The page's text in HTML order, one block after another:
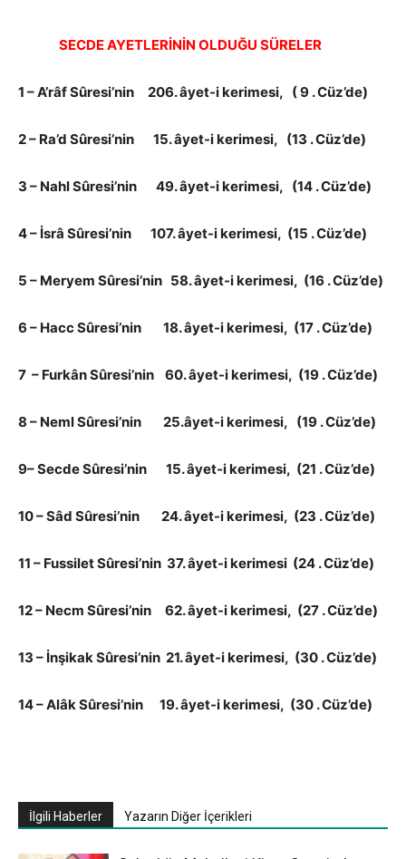
SECDE AYETLERİNİN OLDUĞU SÜRELER
1 – A’râf Sûresi’nin 206. âyet-i kerimesi, ( 9 . Cüz’de)
2 – Ra’d Sûresi’nin 15. âyet-i kerimesi, (13 . Cüz’de)
3 – Nahl Sûresi’nin 49. âyet-i kerimesi, (14 . Cüz’de)
4 – İsrâ Sûresi’nin 107. âyet-i kerimesi, (15 . Cüz’de)
5 – Meryem Sûresi’nin 58. âyet-i kerimesi, (16 . Cüz’de)
6 – Hacc Sûresi’nin 18. âyet-i kerimesi, (17 . Cüz’de)
7 – Furkân Sûresi’nin 60. âyet-i kerimesi, (19 . Cüz’de)
8 – Neml Sûresi’nin 25.âyet-i kerimesi, (19 . Cüz’de)
9– Secde Sûresi’nin 15. âyet-i kerimesi, (21 . Cüz’de)
10 – Sâd Sûresi’nin 24. âyet-i kerimesi, (23 . Cüz’de)
11 – Fussilet Sûresi’nin 37. âyet-i kerimesi (24 . Cüz’de)
12 – Necm Sûresi’nin 62. âyet-i kerimesi, (27 . Cüz’de)
13 – İnşikak Sûresi’nin 21. âyet-i kerimesi, (30 . Cüz’de)
14 – Alâk Sûresi’nin 19. âyet-i kerimesi, (30 . Cüz’de)
İlgili Haberler Yazarın Diğer İçerikleri